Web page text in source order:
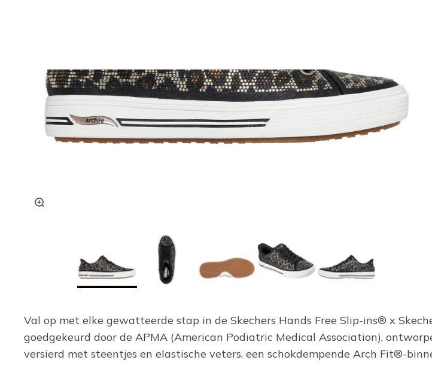
Val op met elke gewatteerde stap in de Skechers Hands Free Slip-ins® x
goedgekeurd door de APMA (American Podiatric Medical Association),
versierd met steentjes en elastische veters, een schokdempende Arch Fit®-